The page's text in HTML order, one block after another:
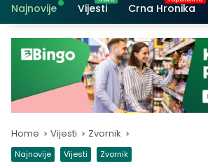
Najnovije Vijesti Crna Hronika
Home Vijesti Zvornik
Najnovije Vijesti Zvornik